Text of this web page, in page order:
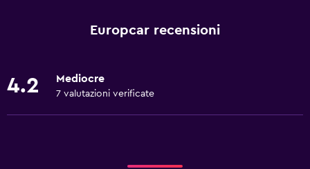
Europcar recensioni
4.2 Mediocre
7 valutazioni verificate